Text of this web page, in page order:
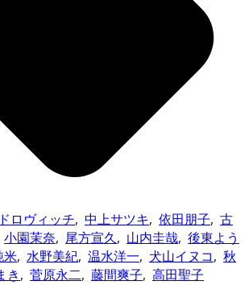
ロヴィッチ, 中上サツキ, 依田朋子, 古
小園茉奈, 尾方宣久, 山内圭哉, 後東よう
米, 水野美紀, 温水洋一, 犬山イヌコ, 秋
き, 菅原永二, 藤間爽子, 高田聖子